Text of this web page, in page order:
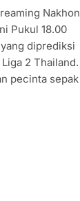
Nakhon
Pukul 18.00
diprediksi
2 Thailand.
pecinta sepak